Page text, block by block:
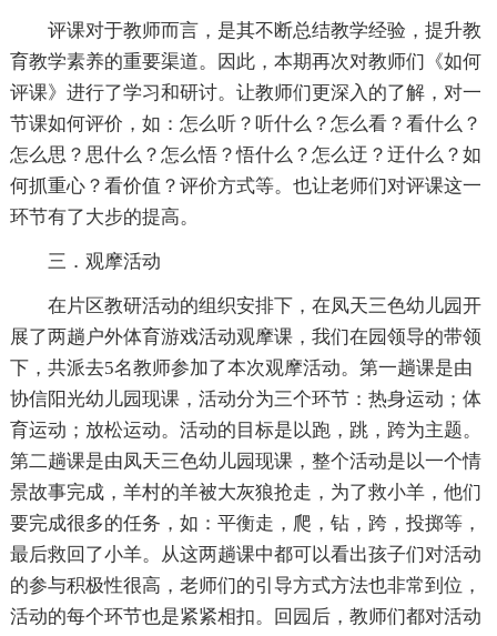
评课对于教师而言，是其不断总结教学经验，提升教
育教学素养的重要渠道。因此，本期再次对教师们《如何
评课》进行了学习和研讨。让教师们更深入的了解，对一
节课如何评价，如：怎么听？听什么？怎么看？看什么？
怎么思？思什么？怎么悟？悟什么？怎么迂？迂什么？如
何抓重心？看价值？评价方式等。也让老师们对评课这一
环节有了大步的提高。
三．观摩活动
在片区教研活动的组织安排下，在凤天三色幼儿园开
展了两趟户外体育游戏活动观摩课，我们在园领导的带领
下，共派去5名教师参加了本次观摩活动。第一趟课是由
协信阳光幼儿园现课，活动分为三个环节：热身运动；体
育运动；放松运动。活动的目标是以跑，跳，跨为主题。
第二趟课是由凤天三色幼儿园现课，整个活动是以一个情
景故事完成，羊村的羊被大灰狼抢走，为了救小羊，他们
要完成很多的任务，如：平衡走，爬，钻，跨，投掷等，
最后救回了小羊。从这两趟课中都可以看出孩子们对活动
的参与积极性很高，老师们的引导方式方法也非常到位，
活动的每个环节也是紧紧相扣。回园后，教师们都对活动